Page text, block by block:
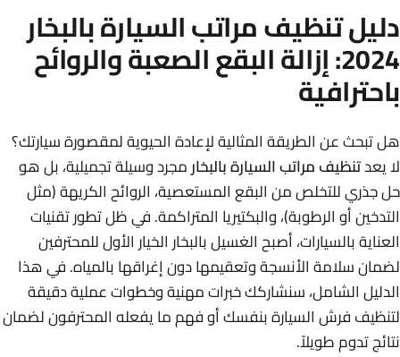
دليل تنظيف مراتب السيارة بالبخار
2024: إزالة البقع الصعبة والروائح
باحترافية
هل تبحث عن الطريقة المثالية لإعادة الحيوية لمقصورة سيارتك؟
لا يعدتنظيف مراتب السيارة بالبخارمجرد وسيلة تجميلية، بل هو
حل جذري للتخلص من البقع المستعصية، الروائح الكريهة (مثل
التدخين أو الرطوبة)، والبكتيريا المتراكمة. في ظل تطور تقنيات
العناية بالسيارات، أصبح الغسيل بالبخار الخيار الأول للمحترفين
لضمان سلامة الأنسجة وتعقيمها دون إغراقها بالمياه. في هذا
الدليل الشامل، سنشاركك خبرات مهنية وخطوات عملية دقيقة
لتنظيف فرش السيارة بنفسك أو فهم ما يفعله المحترفون لضمان
نتائج تدوم طويلاً.